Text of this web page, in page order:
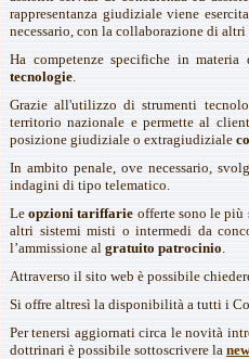
rappresentanza giudiziale viene
necessario, con la collaborazione di
Ha competenze specifiche in
tecnologie.
Grazie all'utilizzo di strumenti
territorio nazionale e permette al
posizione giudiziale o extragiudiziale
In ambito penale, ove necessario,
indagini di tipo telematico.
Leopzioni tariffarie offerte sono le più
altri sistemi misti o intermedi da
l’ammissione al gratuito patrocinio.
Attraverso il sito web è possibile
Si offre altresì la disponibilità a tutti i
Per tenersi aggiornati circa le novità
dottrinari è possibile sottoscrivere la